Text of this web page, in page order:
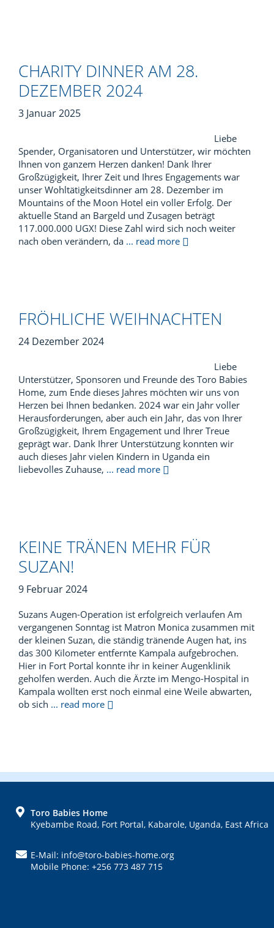
CHARITY DINNER AM 28.
DEZEMBER 2024
3 Januar 2025
Liebe
Spender, Organisatoren und Unterstützer, wir möchten
Ihnen von ganzem Herzen danken! Dank Ihrer
Großzügigkeit, Ihrer Zeit und Ihres Engagements war
unser Wohltätigkeitsdinner am 28. Dezember im
Mountains of the Moon Hotel ein voller Erfolg. Der
aktuelle Stand an Bargeld und Zusagen beträgt
117.000.000 UGX! Diese Zahl wird sich noch weiter
nach oben verändern, da ... read more
FRÖHLICHE WEIHNACHTEN
24 Dezember 2024
Liebe
Unterstützer, Sponsoren und Freunde des Toro Babies
Home, zum Ende dieses Jahres möchten wir uns von
Herzen bei Ihnen bedanken. 2024 war ein Jahr voller
Herausforderungen, aber auch ein Jahr, das von Ihrer
Großzügigkeit, Ihrem Engagement und Ihrer Treue
geprägt war. Dank Ihrer Unterstützung konnten wir
auch dieses Jahr vielen Kindern in Uganda ein
liebevolles Zuhause, ... read more
KEINE TRÄNEN MEHR FÜR
SUZAN!
9 Februar 2024
Suzans Augen-Operation ist erfolgreich verlaufen Am
vergangenen Sonntag ist Matron Monica zusammen mit
der kleinen Suzan, die ständig tränende Augen hat, ins
das 300 Kilometer entfernte Kampala aufgebrochen.
Hier in Fort Portal konnte ihr in keiner Augenklinik
geholfen werden. Auch die Ärzte im Mengo-Hospital in
Kampala wollten erst noch einmal eine Weile abwarten,
ob sich ... read more
FOOTERToro Babies Home
Kyebambe Road, Fort Portal, Kabarole, Uganda, East Africa
E-Mail: info@toro-babies-home.org
Mobile Phone: +256 773 487 715